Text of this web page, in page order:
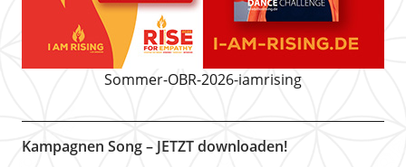
Sommer-OBR-2026-iamrising
Kampagnen Song – JETZT downloaden!